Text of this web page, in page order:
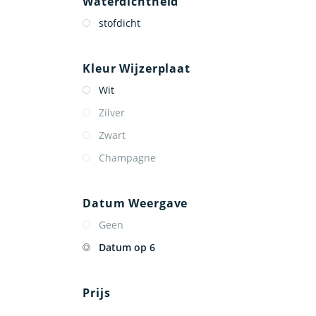
stofdicht
Kleur Wijzerplaat
Wit
Zilver
Zwart
Champagne
Datum Weergave
Geen
Datum op 6
Prijs